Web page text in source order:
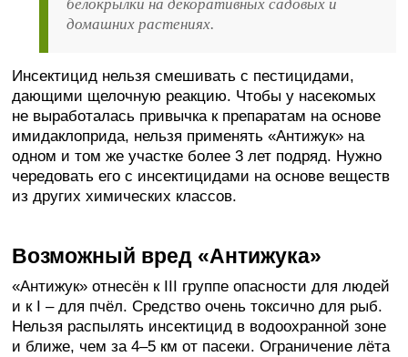
белокрылки на декоративных садовых и
домашних растениях.
Инсектицид нельзя смешивать с пестицидами,
дающими щелочную реакцию. Чтобы у насекомых
не выработалась привычка к препаратам на основе
имидаклоприда, нельзя применять «Антижук» на
одном и том же участке более 3 лет подряд. Нужно
чередовать его с инсектицидами на основе веществ
из других химических классов.
Возможный вред «Антижука»
«Антижук» отнесён к III группе опасности для людей
и к I – для пчёл. Средство очень токсично для рыб.
Нельзя распылять инсектицид в водоохранной зоне
и ближе, чем за 4–5 км от пасеки. Ограничение лёта